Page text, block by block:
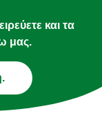
και τα
μας.